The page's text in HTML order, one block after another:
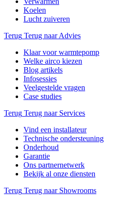
Koelen
Lucht zuiveren
Terug Terug naar Advies
Klaar voor warmtepomp
Welke airco kiezen
Blog artikels
Infosessies
Veelgestelde vragen
Case studies
Terug Terug naar Services
Vind een installateur
Technische ondersteuning
Onderhoud
Garantie
Ons partnernetwerk
Bekijk al onze diensten
Terug Terug naar Showrooms